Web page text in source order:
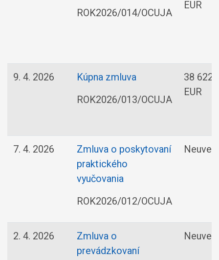
ROK2026/014/OCUJA
EUR
9. 4. 2026
Kúpna zmluva
ROK2026/013/OCUJA
38
EUR
7. 4. 2026
Zmluva o poskytovaní
praktického
vyučovania
ROK2026/012/OCUJA
2. 4. 2026
Zmluva o
prevádzkovaní